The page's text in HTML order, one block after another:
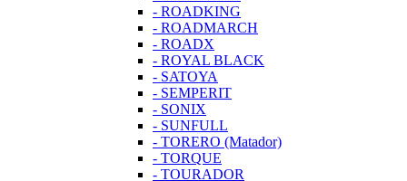
- ROADKING
- ROADMARCH
- ROADX
- ROYAL BLACK
- SATOYA
- SEMPERIT
- SONIX
- SUNFULL
- TORERO (Matador)
- TORQUE
- TOURADOR